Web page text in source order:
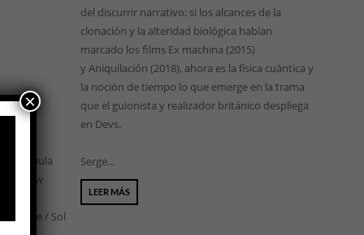
&
de Paula
Low
Pelele / Sol
del discurrir narrativo: si los alcances de la
clonación y la alteridad biológica habían
marcado los films Ex machina (2015)
y Aniquilación (2018), ahora es la física cuántica y
la noción de tiempo lo que emerge en la trama
que el guionista y realizador británico despliega
en Devs.
Serge...
LEER MÁS
×